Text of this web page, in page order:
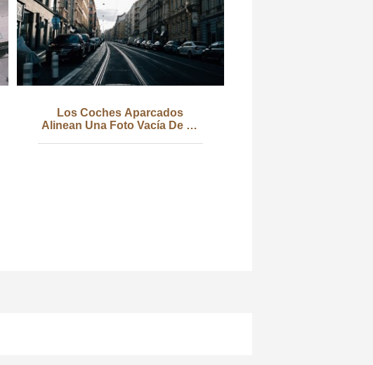
Los Coches Aparcados
Alinean Una Foto Vacía De La